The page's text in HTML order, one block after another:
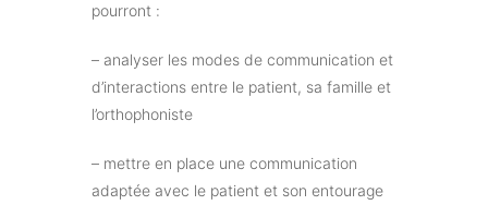
pourront :
– analyser les modes de communication et
d’interactions entre le patient, sa famille et
l’orthophoniste
– mettre en place une communication
adaptée avec le patient et son entourage